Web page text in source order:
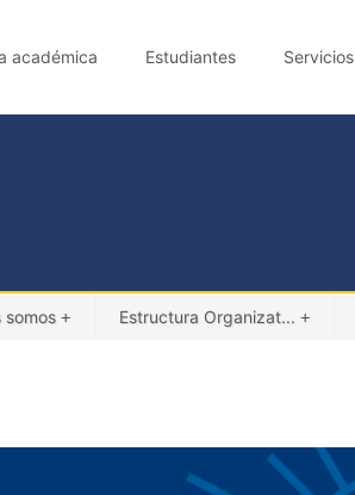
académica Estudiantes Servicios
+
somos +
Estructura Organizat...